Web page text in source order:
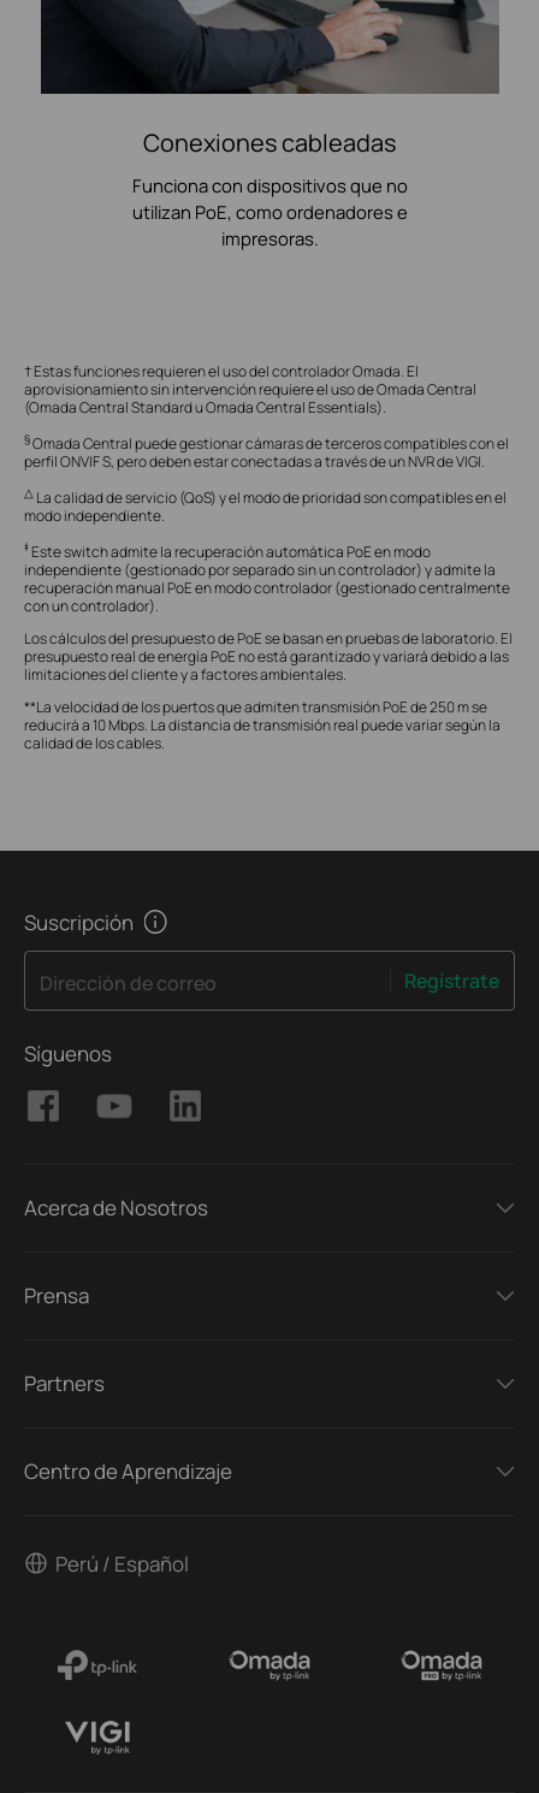
Conexiones cableadas
Funciona con dispositivos que no
utilizan PoE, como ordenadores e
impresoras.
† Estas funciones requieren el uso del controlador Omada. El
aprovisionamiento sin intervención requiere el uso de Omada Central
(Omada Central Standard u Omada Central Essentials).
§Omada Central puede gestionar cámaras de terceros compatibles con el
perfil ONVIF S, pero deben estar conectadas a través de un NVR de VIGI.
△ La calidad de servicio (QoS) y el modo de prioridad son compatibles en el
modo independiente.
‡Este switch admite la recuperación automática PoE en modo
independiente (gestionado por separado sin un controlador) y admite la
recuperación manual PoE en modo controlador (gestionado centralmente
con un controlador).
Los cálculos del presupuesto de PoE se basan en pruebas de laboratorio. El
presupuesto real de energía PoE no está garantizado y variará debido a las
limitaciones del cliente y a factores ambientales.
**La velocidad de los puertos que admiten transmisión PoE de 250 m se
reducirá a 10 Mbps. La distancia de transmisión real puede variar según la
calidad de los cables.
Suscripción
Dirección de correo Regístrate
Síguenos
Acerca de Nosotros
Prensa
Partners
Centro de Aprendizaje
Perú / Español